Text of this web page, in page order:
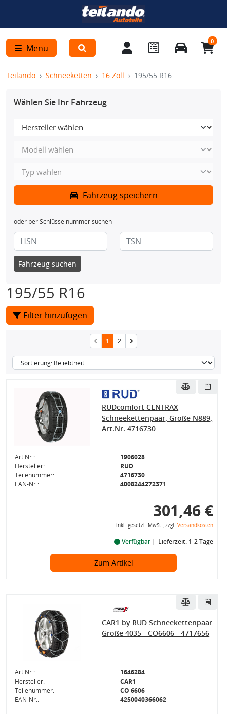
Menü
0
Teilando Schneeketten 16 Zoll 195/55 R16
Wählen Sie Ihr Fahrzeug
Fahrzeug speichern
oder per Schlüsselnummer suchen
Fahrzeug suchen
195/55 R16
Filter hinzufügen
1 2
RUDcomfort CENTRAX
Schneekettenpaar, Größe N889,
Art.Nr. 4716730
Art.Nr.:
1906028
Hersteller:
RUD
Teilenummer:
4716730
EAN-Nr.:
4008244272371
301,46 €
inkl. gesetzl. MwSt., zzgl. Versandkosten
Verfügbar Lieferzeit: 1-2 Tage
Zum Artikel
CAR1 by RUD Schneekettenpaar
Größe 4035 - CO6606 - 4717656
Art.Nr.:
1646284
Hersteller:
CAR1
Teilenummer:
CO 6606
EAN-Nr.:
4250040366062